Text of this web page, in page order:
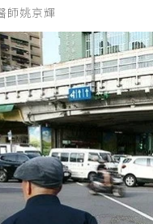
師姚京輝